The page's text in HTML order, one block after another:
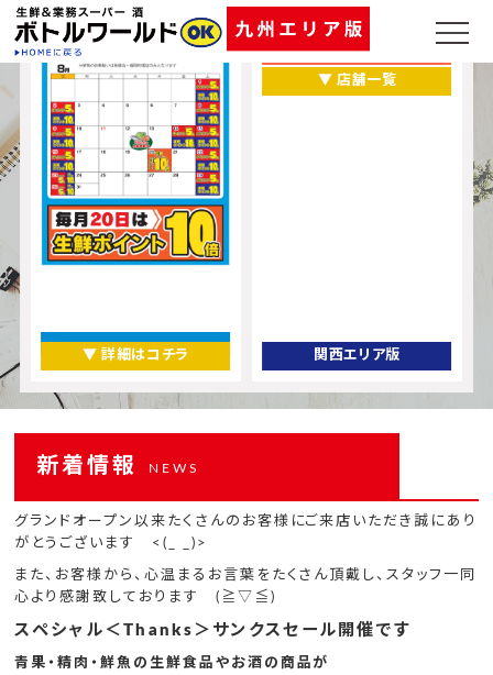
▼ 詳細はコチラ
福岡県
熊本県
▼ 店舗一覧
関西エリア版
新着情報 NEWS
グランドオープン以来たくさんのお客様にご来店いただき誠にあり
がとうございます <(_ _)>
また、お客様から、心温まるお言葉をたくさん頂戴し、スタッフ一同
心より感謝致しております (≧▽≦)
スペシャル＜Thanks＞サンクスセール開催です
青果・精肉・鮮魚の生鮮食品やお酒の商品が